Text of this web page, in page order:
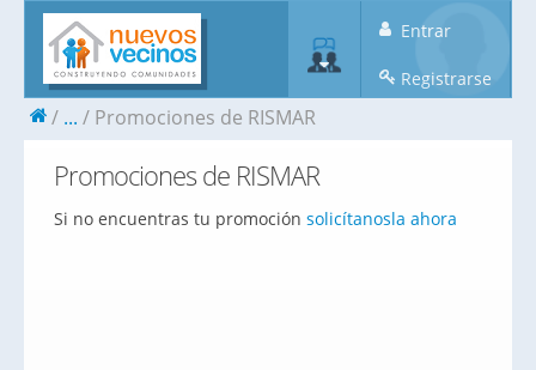
Entrar
Registrarse
... Promociones de RISMAR
Promociones de RISMAR
Si no encuentras tu promoción solicítanosla ahora